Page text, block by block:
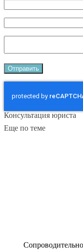
Консультация юриста
Еще по теме